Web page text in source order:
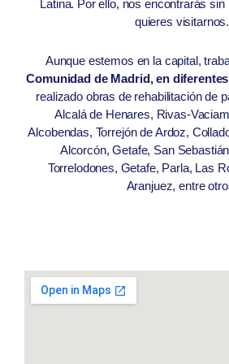
Latina. Por ello, nos encontrarás
quieres visitarnos.
Aunque estemos en la capital,
Comunidad de Madrid, en
realizado obras de rehabilitación de
Alcalá de Henares, Rivas-
Alcobendas, Torrejón de Ardoz,
Alcorcón, Getafe, San
Torrelodones, Getafe, Parla, Las
Aranjuez, entre